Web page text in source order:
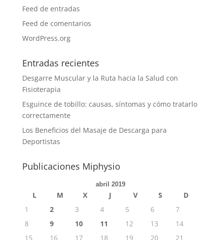
Feed de entradas
Feed de comentarios
WordPress.org
Entradas recientes
Desgarre Muscular y la Ruta hacia la Salud con
Fisioterapia
Esguince de tobillo: causas, síntomas y cómo tratarlo
correctamente
Los Beneficios del Masaje de Descarga para
Deportistas
Publicaciones Miphysio
abril 2019
L M X J V S
D
1
2 3 4 5 6
7
8
9 10 11 12 13
14
15
16 17 18 19 20
21